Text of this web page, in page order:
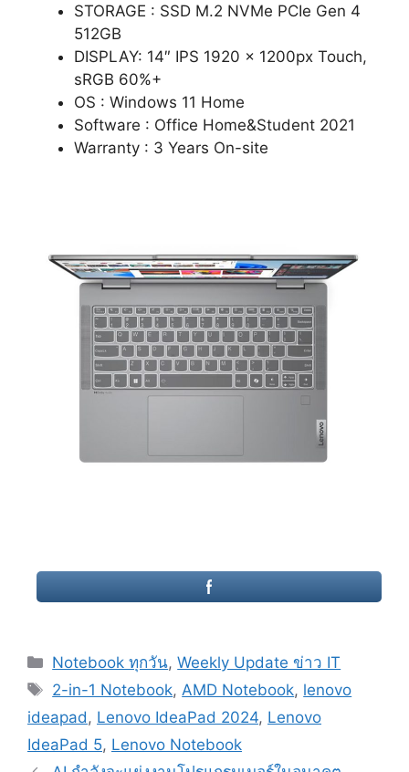
STORAGE : SSD M.2 NVMe PCIe Gen 4
512GB
DISPLAY: 14″ IPS 1920 x 1200px Touch,
sRGB 60%+
OS : Windows 11 Home
Software : Office Home&Student 2021
Warranty : 3 Years On-site
Categories
Notebook ทุกวัน,Weekly Update ข่าว IT
Tags
2-in-1 Notebook, AMD Notebook, lenovo
ideapad , Lenovo IdeaPad 2024, Lenovo
IdeaPad 5, Lenovo Notebook
Post